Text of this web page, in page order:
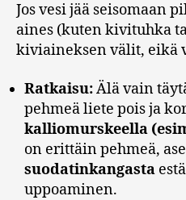
Jos vesi jää seisomaan
aines (kuten kivituhka
kiviaineksen välit, eikä
Ratkaisu:Älä vain
pehmeä liete pois ja
kalliomurskeella
on erittäin pehmeä,
suodatinkangasta
uppoaminen.